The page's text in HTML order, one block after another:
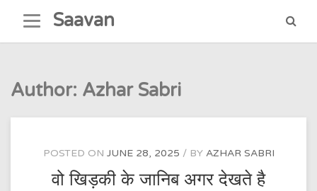
content
Saavan
Author: Azhar Sabri
POSTED ON JUNE 28, 2025 BY AZHAR SABRI
वो खिड़की के जानिब अगर देखते है